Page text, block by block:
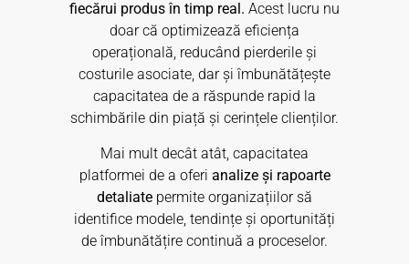
fiecărui produs în timp real. Acest lucru nu
doar că optimizează eficiența
operațională, reducând pierderile și
costurile asociate, dar și îmbunătățește
capacitatea de a răspunde rapid la
schimbările din piață și cerințele clienților.
Mai mult decât atât, capacitatea
platformei de a oferi analize și rapoarte
detaliate permite organizațiilor să
identifice modele, tendințe și oportunități
de îmbunătățire continuă a proceselor.